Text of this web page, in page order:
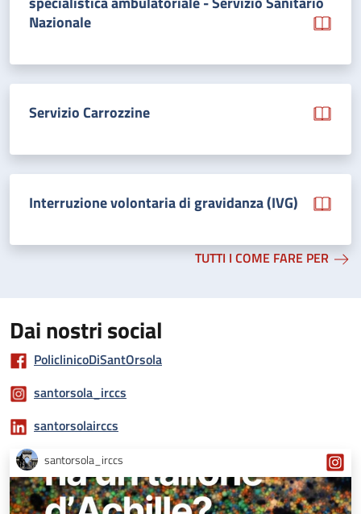
Nazionale
Servizio Carrozzine
Interruzione volontaria di gravidanza (IVG)
TUTTI I COME FARE PER
Dai nostri social
PoliclinicoDiSantOrsola
santorsola_irccs
santorsolairccs
santorsola_irccs